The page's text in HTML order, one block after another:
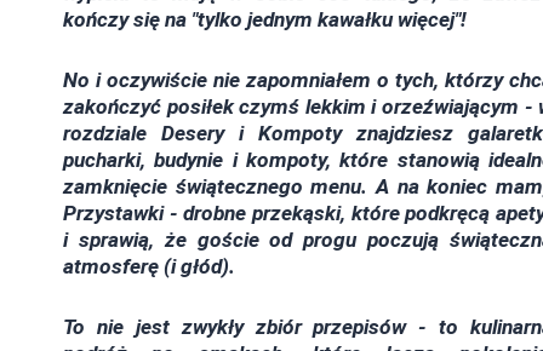
kończy się na "tylko jednym kawałku więcej"!
No i oczywiście nie zapomniałem o tych, którzy
zakończyć posiłek czymś lekkim i orzeźwiającym -
rozdziale Desery i Kompoty znajdziesz
pucharki, budynie i kompoty, które stanowią
zamknięcie świątecznego menu. A na koniec
Przystawki - drobne przekąski, które podkręcą
i sprawią, że goście od progu poczują
atmosferę (i głód).
To nie jest zwykły zbiór przepisów - to